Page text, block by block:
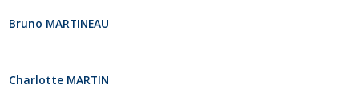
Bruno MARTINEAU
Charlotte MARTIN